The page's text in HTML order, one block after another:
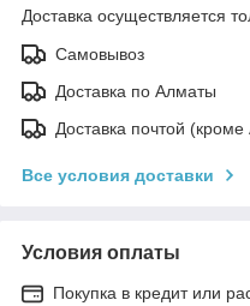
Доставка осуществляется
Самовывоз
Доставка по Алматы
Доставка почтой
Все условия доставки
Условия оплаты
Покупка в кредит или